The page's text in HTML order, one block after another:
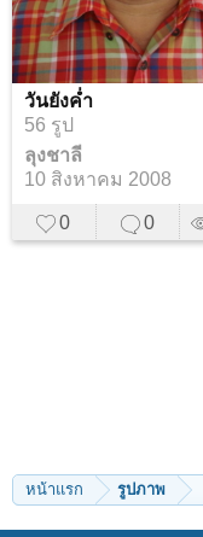
วันยังค่ำ
56 รูป
ลุงชาลี
10 สิงหาคม 2008
0 0
หน้าแรก รูปภาพ